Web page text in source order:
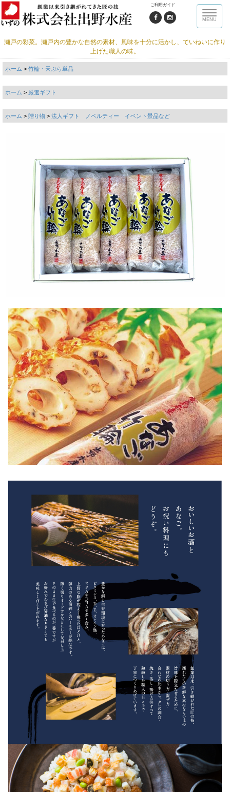
ご利用ガイド
Toggle
MENU
瀬戸の彩菜。瀬戸内の豊かな自然の素材、風味を十分に活かし、ていねいに作り
上げた職人の味。
ホーム > 竹輪・天ぷら単品
ホーム > 厳選ギフト
ホーム > 贈り物 > 法人ギフト ノベルティー イベント景品など